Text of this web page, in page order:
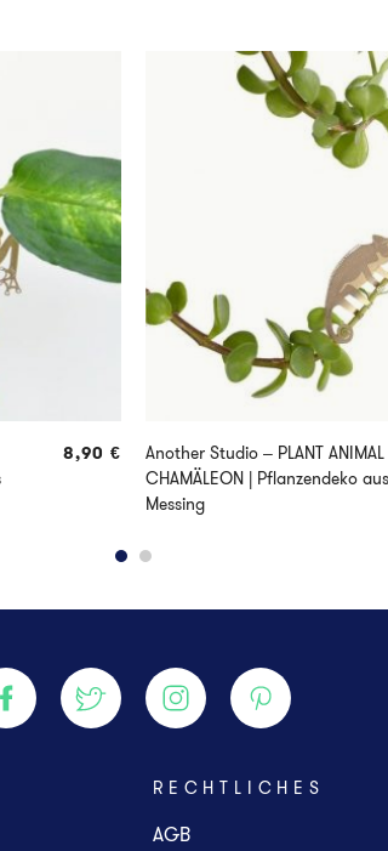
8,90 €
Another Studio – PLANT ANIMAL
CHAMÄLEON | Pflanzendeko aus
Messing
RECHTLICHES
AGB